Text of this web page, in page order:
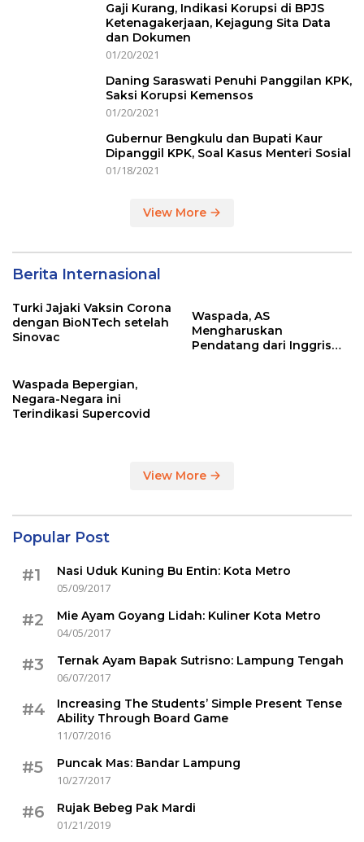
Gaji Kurang, Indikasi Korupsi di BPJS
Ketenagakerjaan, Kejagung Sita Data
dan Dokumen
01/20/2021
Daning Saraswati Penuhi Panggilan KPK,
Saksi Korupsi Kemensos
01/20/2021
Gubernur Bengkulu dan Bupati Kaur
Dipanggil KPK, Soal Kasus Menteri Sosial
01/18/2021
View More
Berita Internasional
Turki Jajaki Vaksin Corona
dengan BioNTech setelah
Sinovac
Waspada, AS
Mengharuskan
Pendatang dari Inggris
Waspada Bepergian,
Negara-Negara ini
Terindikasi Supercovid
View More
Popular Post
#1
Nasi Uduk Kuning Bu Entin: Kota Metro
05/09/2017
#2
Mie Ayam Goyang Lidah: Kuliner Kota Metro
04/05/2017
#3
Ternak Ayam Bapak Sutrisno: Lampung Tengah
06/07/2017
#4
Increasing The Students’ Simple Present Tense
Ability Through Board Game
11/07/2016
#5
Puncak Mas: Bandar Lampung
10/27/2017
#6
Rujak Bebeg Pak Mardi
01/21/2019